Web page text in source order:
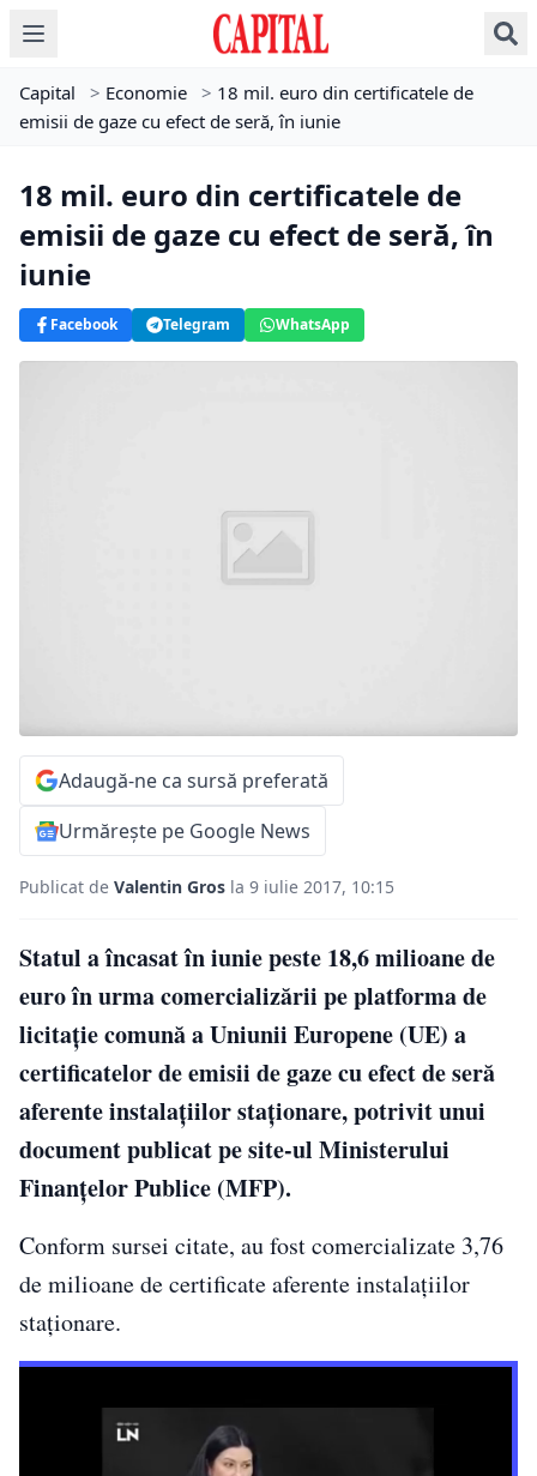
Capital > Economie > 18 mil. euro din certificatele de
emisii de gaze cu efect de seră, în iunie
18 mil. euro din certificatele de
emisii de gaze cu efect de seră, în
iunie
Facebook Telegram WhatsApp
Adaugă-ne ca sursă preferată
Urmărește pe Google News
Publicat de Valentin Gros la 9 iulie 2017, 10:15
Statul a încasat în iunie peste 18,6 milioane de
euro în urma comercializării pe platforma de
licitaţie comună a Uniunii Europene (UE) a
certificatelor de emisii de gaze cu efect de seră
aferente instalaţiilor staţionare, potrivit unui
document publicat pe site-ul Ministerului
Finanţelor Publice (MFP).
Conform sursei citate, au fost comercializate 3,76
de milioane de certificate aferente instalaţiilor
staţionare.